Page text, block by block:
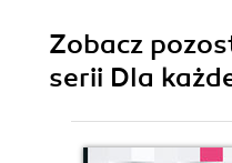
Zobacz
serii Dla